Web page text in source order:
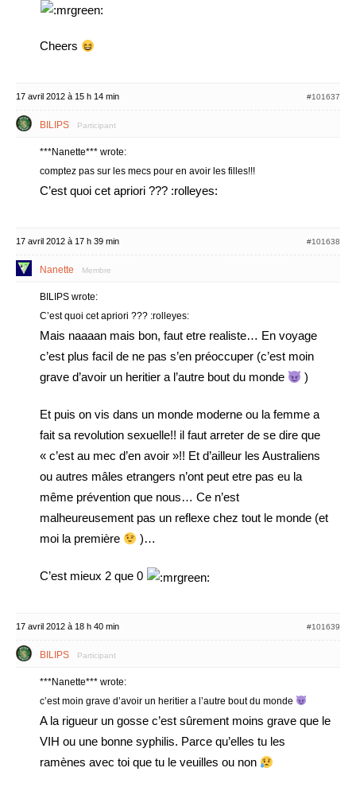
Cheers
17 avril 2012 à 15 h 14 min #101637
BILIPS Participant
***Nanette*** wrote:
comptez pas sur les mecs pour en avoir les filles!!!
C’est quoi cet apriori ??? :rolleyes:
17 avril 2012 à 17 h 39 min #101638
Nanette Membre
BILIPS wrote:
C’est quoi cet apriori ??? :rolleyes:
Mais naaaan mais bon, faut etre realiste… En voyage
c’est plus facil de ne pas s’en préoccuper (c’est moin
grave d’avoir un heritier a l’autre bout du monde
)
Et puis on vis dans un monde moderne ou la femme a
fait sa revolution sexuelle!! il faut arreter de se dire que
« c’est au mec d’en avoir »!! Et d’ailleur les Australiens
ou autres mâles etrangers n’ont peut etre pas eu la
même prévention que nous… Ce n’est
malheureusement pas un reflexe chez tout le monde (et
moi la première
)…
C’est mieux 2 que 0
17 avril 2012 à 18 h 40 min #101639
BILIPS Participant
***Nanette*** wrote:
c’est moin grave d’avoir un heritier a l’autre bout du monde
A la rigueur un gosse c’est sûrement moins grave que le
VIH ou une bonne syphilis. Parce qu’elles tu les
ramènes avec toi que tu le veuilles ou non